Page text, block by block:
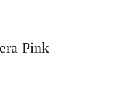
Pink